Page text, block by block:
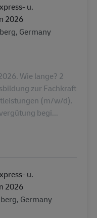
u.
2026
Germany
Wie lange? 2
zur Fachkraft
(m/w/d).
begi...
u.
2026
Germany